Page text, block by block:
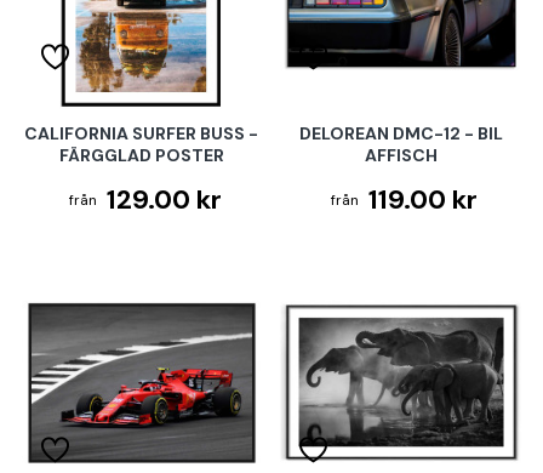
CALIFORNIA SURFER BUSS -
FÄRGGLAD POSTER
129.00 kr
DELOREAN DMC-12 - BIL
AFFISCH
119.00 kr